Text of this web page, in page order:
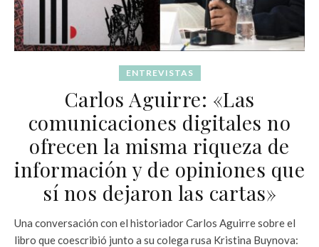
ENTREVISTAS
Carlos Aguirre: «Las
comunicaciones digitales no
ofrecen la misma riqueza de
información y de opiniones que
sí nos dejaron las cartas»
Una conversación con el historiador Carlos Aguirre sobre el
libro que coescribió junto a su colega rusa Kristina Buynova: